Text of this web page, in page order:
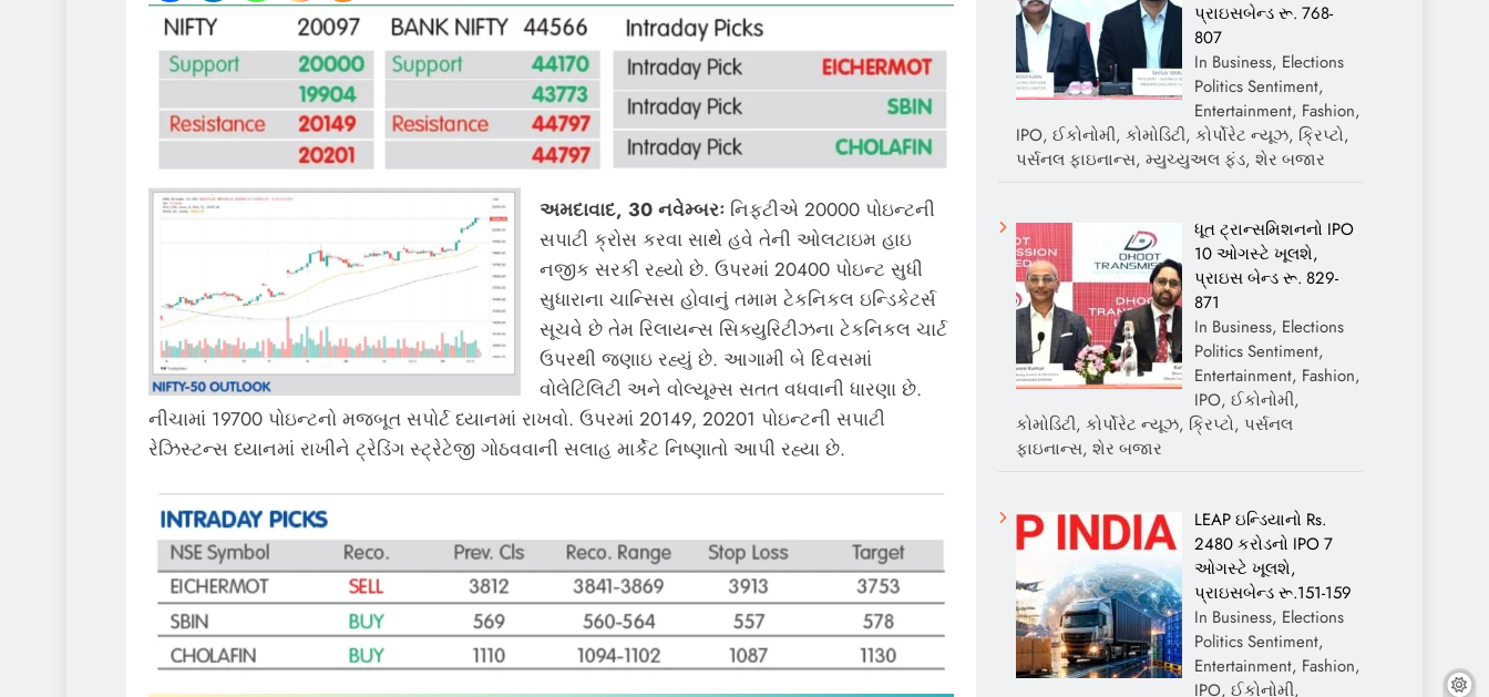
અમદાવાદ, 30 નવેમ્બરઃ નિફ્ટીએ 20000 પોઇન્ટની
સપાટી ક્રોસ કરવા સાથે હવે તેની ઓલટાઇમ હાઇ
નજીક સરકી રહ્યો છે. ઉપરમાં 20400 પોઇન્ટ સુધી
સુધારાના ચાન્સિસ હોવાનું તમામ ટેકનિકલ ઇન્ડિકેટર્સ
સૂચવે છે તેમ રિલાયન્સ સિક્યુરિટીઝના ટેકનિકલ ચાર્ટ
ઉપરથી જણાઇ રહ્યું છે. આગામી બે દિવસમાં
વોલેટિલિટી અને વોલ્યૂમ્સ સતત વધવાની ધારણા છે.
નીચામાં 19700 પોઇન્ટનો મજબૂત સપોર્ટ ધ્યાનમાં રાખવો. ઉપરમાં 20149, 20201 પોઇન્ટની સપાટી
રેઝિસ્ટન્સ ધ્યાનમાં રાખીને ટ્રેડિંગ સ્ટ્રેટેજી ગોઠવવાની સલાહ માર્કેટ નિષ્ણાતો આપી રહ્યા છે.
પ્રાઇસબેન્ડ રૂ. 768-
807
In Business, Elections
Politics Sentiment,
Entertainment, Fashion,
IPO, ઈકોનોમી, કોમોડિટી, કોર્પોરેટ ન્યૂઝ, ક્રિપ્ટો,
પર્સનલ ફાઇનાન્સ, મ્યુચ્યુઅલ ફંડ, શેર બજાર
ધૂત ટ્રાન્સમિશનનો IPO
10 ઓગસ્ટે ખૂલશે,
પ્રાઇસ બેન્ડ રૂ. 829-
871
In Business, Elections
Politics Sentiment,
Entertainment, Fashion,
IPO, ઈકોનોમી,
કોમોડિટી, કોર્પોરેટ ન્યૂઝ, ક્રિપ્ટો, પર્સનલ
ફાઇનાન્સ, શેર બજાર
LEAP ઇન્ડિયાનો Rs.
2480 કરોડનો IPO 7
ઓગસ્ટે ખૂલશે,
પ્રાઇસબેન્ડ રૂ.151-159
In Business, Elections
Politics Sentiment,
Entertainment, Fashion,
IPO, ઈકોનોમી,